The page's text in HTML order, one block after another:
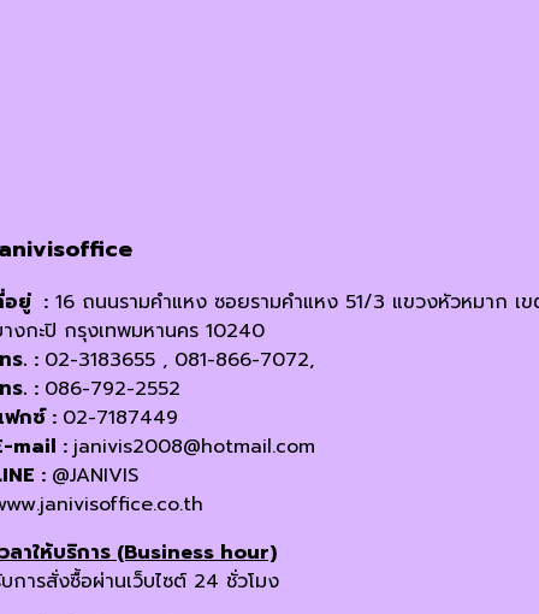
อยู่ : 16 ถนนรามคำแหง ซอยรามคำแหง 51/3 แขวงหัวหมาก เ
งกะปิ กรุงเทพมหานคร 10240
ร. : 02-3183655 , 081-866-7072,
ร. : 086-792-2552
กซ์ : 02-7187449
mail : janivis2008@hotmail.com
: @JANIVIS
ลาให้บริการ (Business hour)
การสั่งซื้อผ่านเว็บไซต์ 24 ชั่วโมง